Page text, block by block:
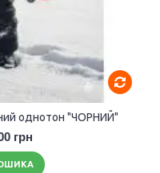
однотон "ЧОРНИЙ"
грн